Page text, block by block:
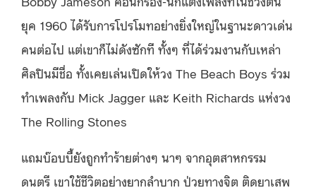
ยุค 1960 ได้รับการโปรโมทอย่างยิ่งใหญ่ในฐานะดาวเด่น
คนต่อไป แต่เขาก็ไม่ดังซักที ทั้งๆ ที่ได้ร่วมงานกับเหล่า
ศิลปินมีชื่อ ทั้งเคยเล่นเปิดให้วง The Beach Boys ร่วม
ทำเพลงกับ Mick Jagger และ Keith Richards แห่งวง
The Rolling Stones
แถมบ๊อบบี้ยังถูกทำร้ายต่างๆ นาๆ จากอุตสาหกรรม
ดนตรี เขาใช้ชีวิตอย่างยากลำบาก ป่วยทางจิต ติดยาเสพ